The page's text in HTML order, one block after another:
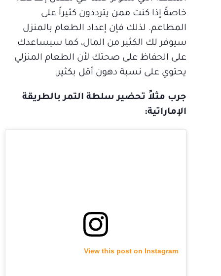
خاصةً إذا كنت ممن يترددون كثيراً على
المطاعم. لذلك فإن إعداد الطعام بالمنزل
سيوفر لك الكثير من المال، كما سيساعدك
على الحفاظ على صحتك لأن الطعام المنزلي
يحتوي على نسبة دهون أقل بكثير.
جرب مثلاً تحضير سلطة التمر بالطريقة
الإماراتية:
View this post on Instagram